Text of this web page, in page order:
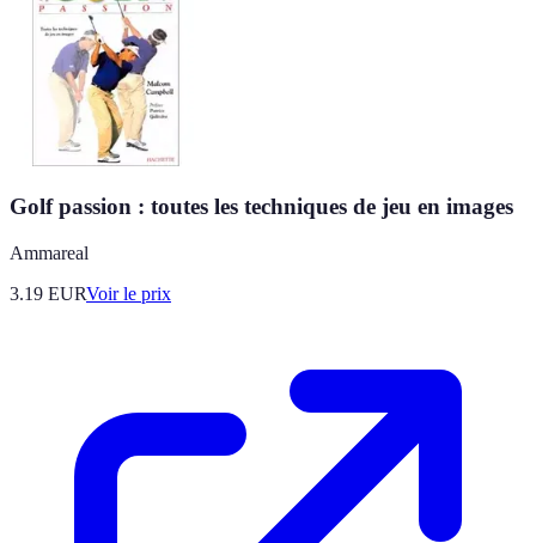
Golf passion : toutes les techniques de jeu en images
Ammareal
3.19 EURVoir le prix